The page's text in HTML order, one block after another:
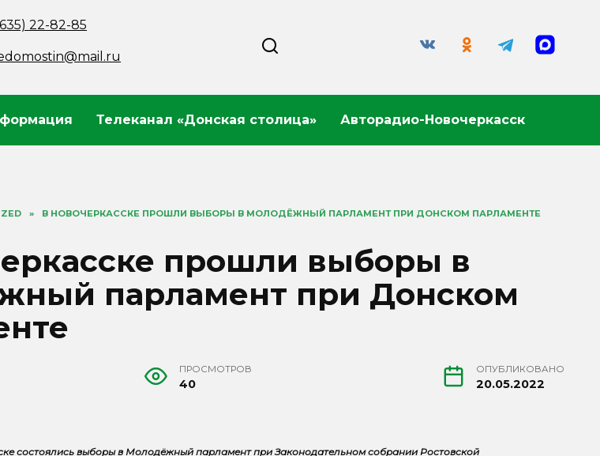
22-82-85
Телеканал «Донская столица» Авторадио-Новочеркасск
» В НОВОЧЕРКАССКЕ ПРОШЛИ ВЫБОРЫ В МОЛОДЁЖНЫЙ ПАРЛАМЕНТ ПРИ ДОНСКОМ ПАРЛАМЕНТЕ
прошли выборы в
парламент при Донском
ПРОСМОТРОВ
40
ОПУБЛИКОВАНО
20.05.2022
состоялись выборы в Молодёжный парламент при Законодательном собрании Ростовской